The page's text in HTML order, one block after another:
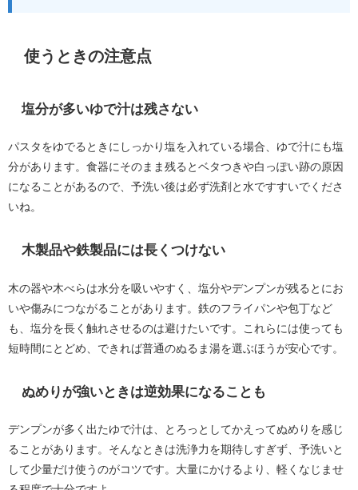
使うときの注意点
塩分が多いゆで汁は残さない
パスタをゆでるときにしっかり塩を入れている場合、ゆで汁にも塩
分があります。食器にそのまま残るとベタつきや白っぽい跡の原因
になることがあるので、予洗い後は必ず洗剤と水ですすいでくださ
いね。
木製品や鉄製品には長くつけない
木の器や木べらは水分を吸いやすく、塩分やデンプンが残るとにお
いや傷みにつながることがあります。鉄のフライパンや包丁など
も、塩分を長く触れさせるのは避けたいです。これらには使っても
短時間にとどめ、できれば普通のぬるま湯を選ぶほうが安心です。
ぬめりが強いときは逆効果になることも
デンプンが多く出たゆで汁は、とろっとしてかえってぬめりを感じ
ることがあります。そんなときは洗浄力を期待しすぎず、予洗いと
して少量だけ使うのがコツです。大量にかけるより、軽くなじませ